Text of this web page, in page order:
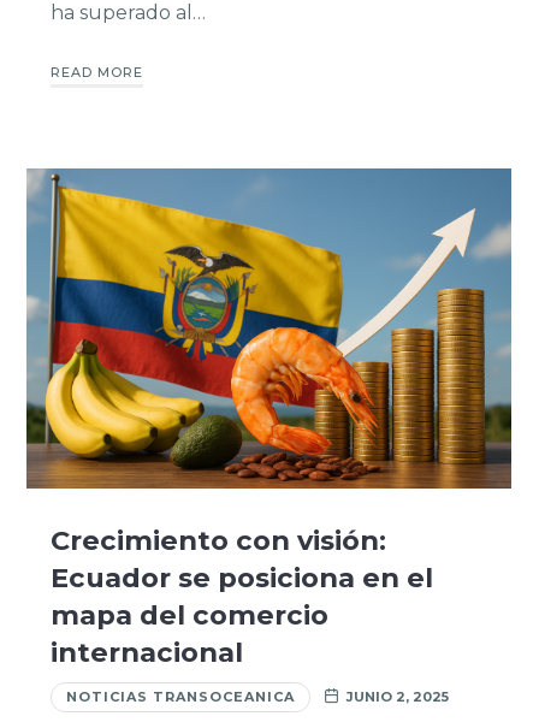
ha superado al…
READ MORE
Crecimiento con visión:
Ecuador se posiciona en el
mapa del comercio
internacional
NOTICIAS TRANSOCEANICA JUNIO 2, 2025